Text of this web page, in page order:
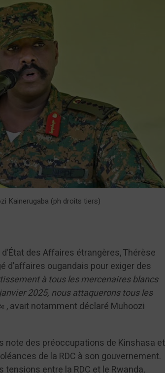
Kainerugaba (ph droits tiers)
des Affaires étrangères, Thérèse
d’affaires ougandais pour exiger des
à tous les mercenaires blancs
2025, nous attaquerons tous les
« , avait notamment déclaré Muhoozi
note des préoccupations de Kinshasa et
de la RDC à son gouvernement.
entre la RDC et le Rwanda,